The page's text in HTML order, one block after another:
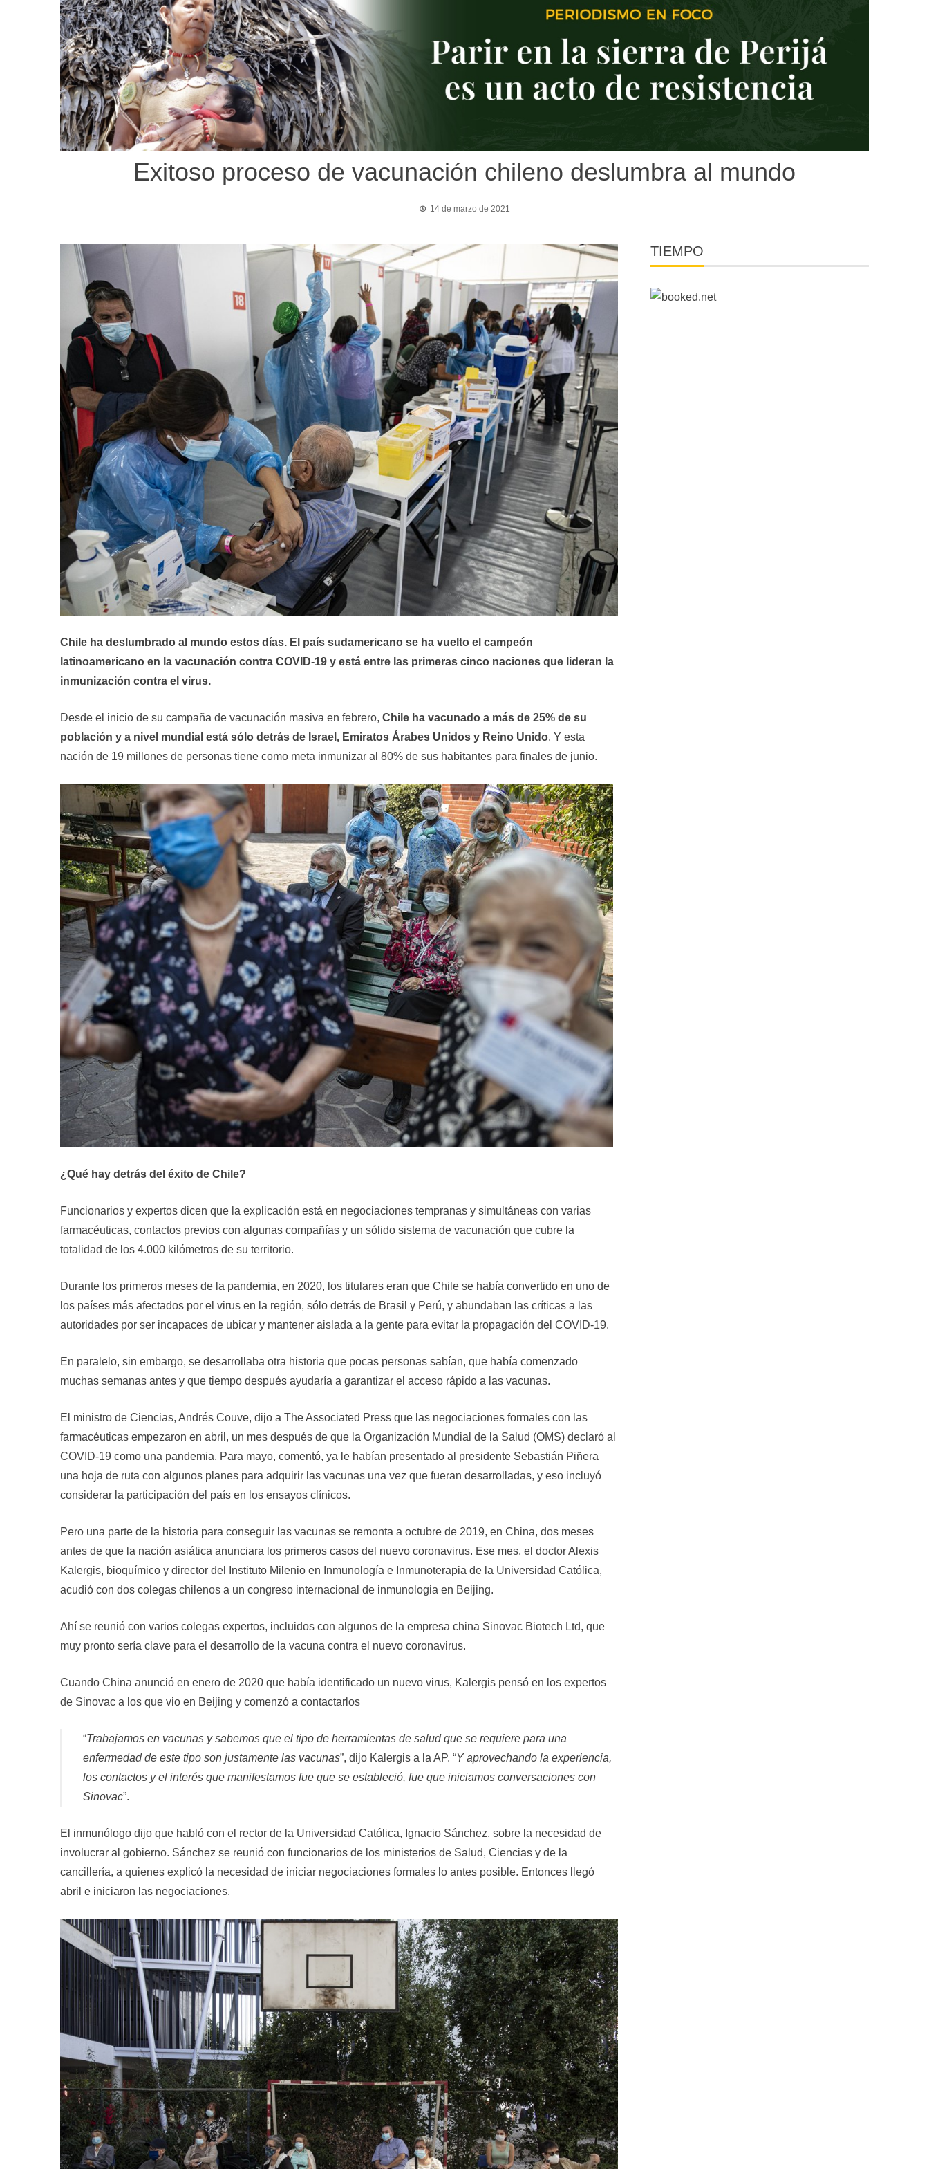
Exitoso proceso de vacunación chileno deslumbra al mundo
14 de marzo de 2021
Chile ha deslumbrado al mundo estos días. El país sudamericano se ha vuelto el campeón
latinoamericano en la vacunación contra COVID-19 y está entre las primeras cinco naciones que lideran la
inmunización contra el virus.
Desde el inicio de su campaña de vacunación masiva en febrero, Chile ha vacunado a más de 25% de su
población y a nivel mundial está sólo detrás de Israel, Emiratos Árabes Unidos y Reino Unido. Y esta
nación de 19 millones de personas tiene como meta inmunizar al 80% de sus habitantes para finales de junio.
¿Qué hay detrás del éxito de Chile?
Funcionarios y expertos dicen que la explicación está en negociaciones tempranas y simultáneas con varias
farmacéuticas, contactos previos con algunas compañías y un sólido sistema de vacunación que cubre la
totalidad de los 4.000 kilómetros de su territorio.
Durante los primeros meses de la pandemia, en 2020, los titulares eran que Chile se había convertido en uno de
los países más afectados por el virus en la región, sólo detrás de Brasil y Perú, y abundaban las críticas a las
autoridades por ser incapaces de ubicar y mantener aislada a la gente para evitar la propagación del COVID-19.
En paralelo, sin embargo, se desarrollaba otra historia que pocas personas sabían, que había comenzado
muchas semanas antes y que tiempo después ayudaría a garantizar el acceso rápido a las vacunas.
El ministro de Ciencias, Andrés Couve, dijo a The Associated Press que las negociaciones formales con las
farmacéuticas empezaron en abril, un mes después de que la Organización Mundial de la Salud (OMS) declaró al
COVID-19 como una pandemia. Para mayo, comentó, ya le habían presentado al presidente Sebastián Piñera
una hoja de ruta con algunos planes para adquirir las vacunas una vez que fueran desarrolladas, y eso incluyó
considerar la participación del país en los ensayos clínicos.
Pero una parte de la historia para conseguir las vacunas se remonta a octubre de 2019, en China, dos meses
antes de que la nación asiática anunciara los primeros casos del nuevo coronavirus. Ese mes, el doctor Alexis
Kalergis, bioquímico y director del Instituto Milenio en Inmunología e Inmunoterapia de la Universidad Católica,
acudió con dos colegas chilenos a un congreso internacional de inmunologia en Beijing.
Ahí se reunió con varios colegas expertos, incluidos con algunos de la empresa china Sinovac Biotech Ltd, que
muy pronto sería clave para el desarrollo de la vacuna contra el nuevo coronavirus.
Cuando China anunció en enero de 2020 que había identificado un nuevo virus, Kalergis pensó en los expertos
de Sinovac a los que vio en Beijing y comenzó a contactarlos
“Trabajamos en vacunas y sabemos que el tipo de herramientas de salud que se requiere para una
enfermedad de este tipo son justamente las vacunas”, dijo Kalergis a la AP. “Y aprovechando la experiencia,
los contactos y el interés que manifestamos fue que se estableció, fue que iniciamos conversaciones con
Sinovac”.
El inmunólogo dijo que habló con el rector de la Universidad Católica, Ignacio Sánchez, sobre la necesidad de
involucrar al gobierno. Sánchez se reunió con funcionarios de los ministerios de Salud, Ciencias y de la
cancillería, a quienes explicó la necesidad de iniciar negociaciones formales lo antes posible. Entonces llegó
abril e iniciaron las negociaciones.
TIEMPO